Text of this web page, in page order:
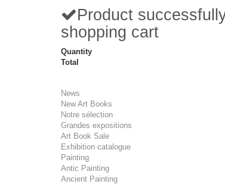
Product
shopping cart
Quantity
Total
News
New Art Books
Notre sélection
Grandes expositions
Art Book Sale
Exhibition catalogue
Painting
Antic Painting
Ancient Painting